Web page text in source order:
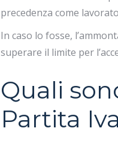
precedenza come
In caso lo fosse,
superare il limite per
Quali
Partita